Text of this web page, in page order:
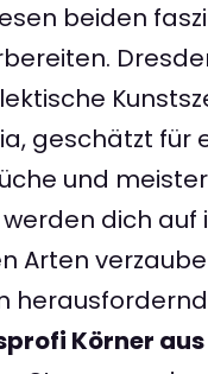
beiden
geschätzt für
und
dich auf
Arten
Körner aus